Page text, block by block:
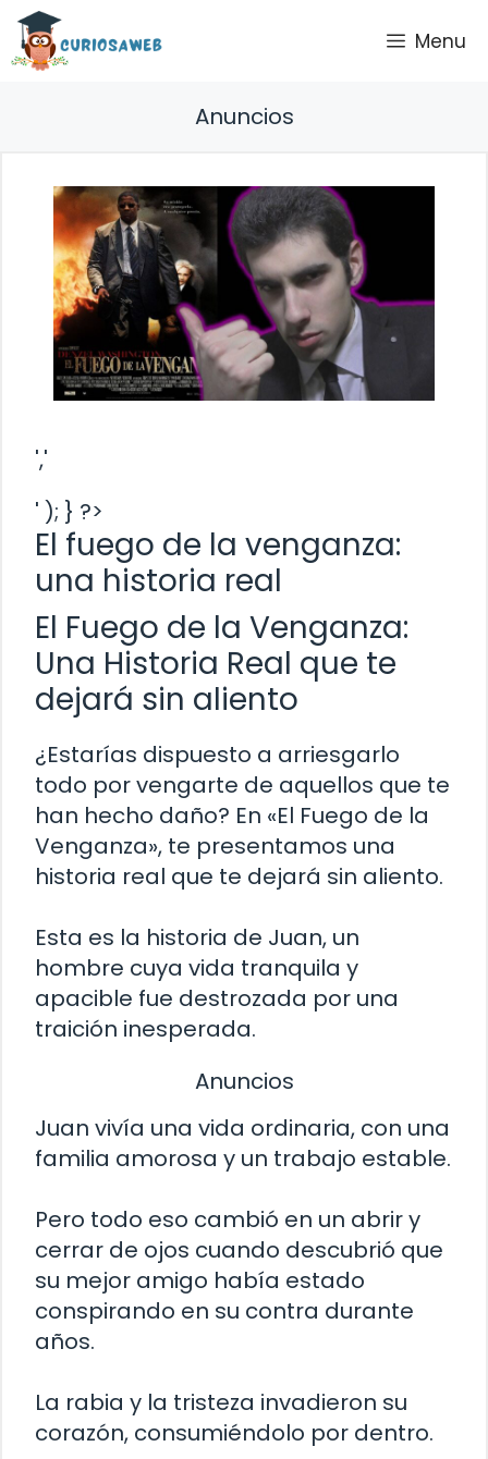
Saltar
contenido
Menu
Anuncios
','
' ); } ?>
El fuego de la venganza:
una historia real
El Fuego de la Venganza:
Una Historia Real que te
dejará sin aliento
¿Estarías dispuesto a arriesgarlo
todo por vengarte de aquellos que te
han hecho daño? En «El Fuego de la
Venganza», te presentamos una
historia real que te dejará sin aliento.
Esta es la historia de Juan, un
hombre cuya vida tranquila y
apacible fue destrozada por una
traición inesperada.
Anuncios
Juan vivía una vida ordinaria, con una
familia amorosa y un trabajo estable.
Pero todo eso cambió en un abrir y
cerrar de ojos cuando descubrió que
su mejor amigo había estado
conspirando en su contra durante
años.
La rabia y la tristeza invadieron su
corazón, consumiéndolo por dentro.